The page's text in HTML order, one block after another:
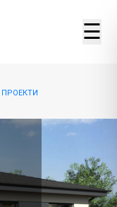
☰